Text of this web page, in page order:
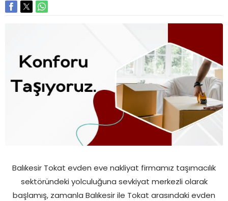
Balıkesir Tokat evden eve nakliyat firmamız taşımacılık
sektöründeki yolculuğuna sevkiyat merkezli olarak
başlamış, zamanla Balıkesir ile Tokat arasındaki evden